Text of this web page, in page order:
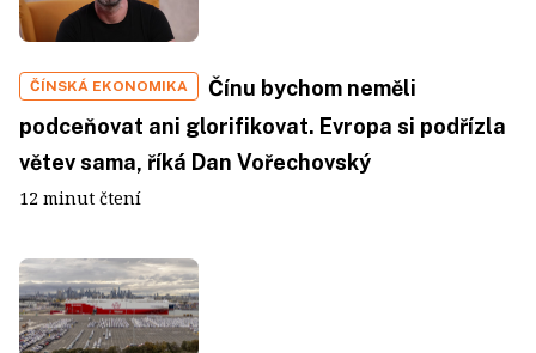
ČÍNSKÁ EKONOMIKA
Čínu bychom neměli
podceňovat ani glorifikovat. Evropa si podřízla
větev sama, říká Dan Vořechovský
12 minut čtení